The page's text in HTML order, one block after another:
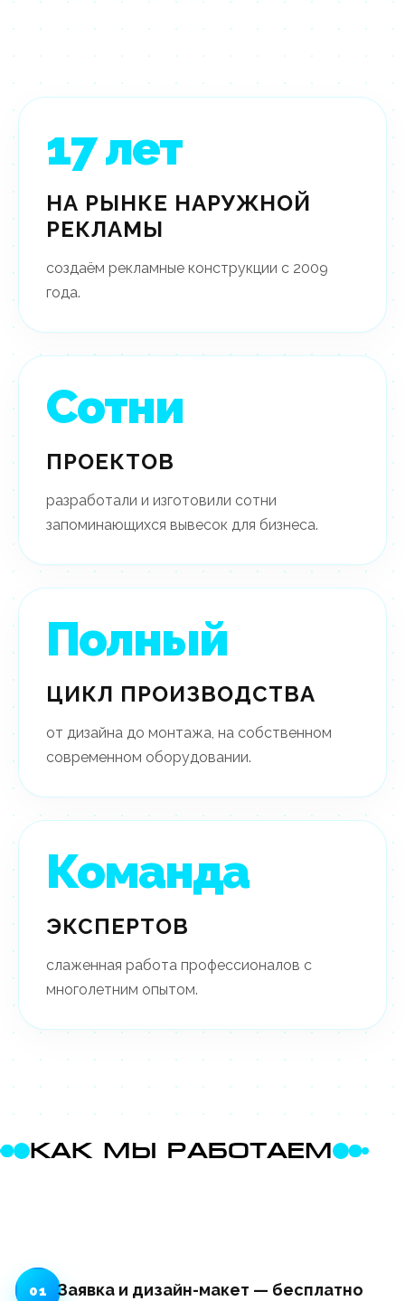
17лет
НА РЫНКЕ НАРУЖНОЙ
РЕКЛАМЫ
создаём рекламные конструкции с 2009
года.
Сотни
ПРОЕКТОВ
разработали и изготовили сотни
запоминающихся вывесок для бизнеса.
Полный
ЦИКЛ ПРОИЗВОДСТВА
от дизайна до монтажа, на собственном
современном оборудовании.
Команда
ЭКСПЕРТОВ
слаженная работа профессионалов с
многолетним опытом.
КАК МЫ РАБОТАЕМ
01 Заявка и дизайн-макет — бесплатно